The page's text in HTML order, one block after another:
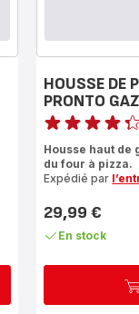
HOUSSE DE
PRONTO GAZ
Note
Housse haut de
du four à pizza.
Expédié par
Prix
29,99 €
En stock